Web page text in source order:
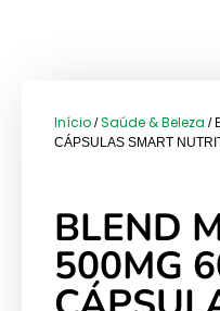
Início /Saúde & Beleza /
CÁPSULAS SMART
BLEND
500MG